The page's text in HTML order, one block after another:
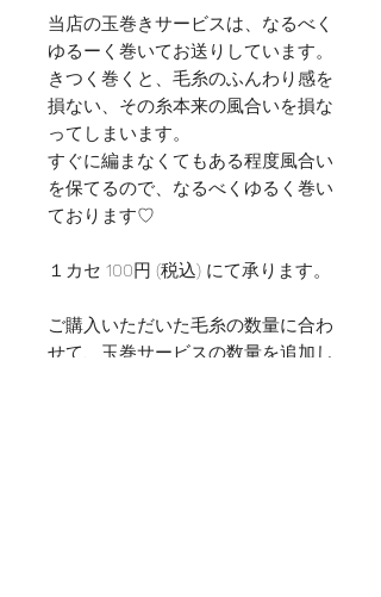
当店の玉巻きサービスは、なるべく
ゆるーく巻いてお送りしています。
きつく巻くと、毛糸のふんわり感を
損ない、その糸本来の風合いを損な
ってしまいます。
すぐに編まなくてもある程度風合い
を保てるので、なるべくゆるく巻い
ております♡
１カセ 100円 (税込) にて承ります。
ご購入いただいた毛糸の数量に合わ
せて、玉巻サービスの数量を追加し